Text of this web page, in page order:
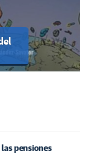
pensiones